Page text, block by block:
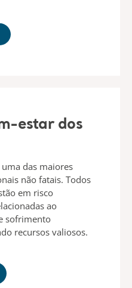
estar dos
das maiores
não fatais. Todos
em risco
ao
sofrimento
recursos valiosos.